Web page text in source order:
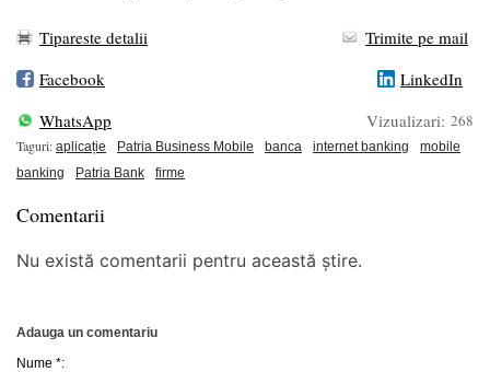
Tipareste detalii
Trimite pe mail
Facebook
LinkedIn
WhatsApp
Vizualizari: 268
Taguri: aplicație Patria Business Mobile banca internet banking
mobile
banking
Patria Bank firme
Comentarii
Nu există comentarii pentru această știre.
Adauga un comentariu
Nume *: